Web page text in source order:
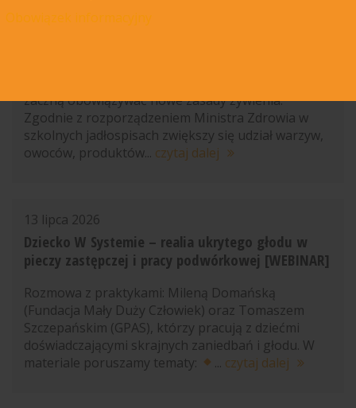
15 lipca 2026
Nowe zasady żywienia w szkołach – jak
zaczną obowiązywać nowe zasady żywienia.
Zgodnie z rozporządzeniem Ministra Zdrowia w
szkolnych jadłospisach zwiększy się udział warzyw,
owoców, produktów... czytaj dalej
13 lipca 2026
Dziecko W Systemie – realia ukrytego głodu w
pieczy zastępczej i pracy podwórkowej [WEBINAR]
Rozmowa z praktykami: Mileną Domańską
(Fundacja Mały Duży Człowiek) oraz Tomaszem
Szczepańskim (GPAS), którzy pracują z dziećmi
doświadczającymi skrajnych zaniedbań i głodu. W
materiale poruszamy tematy:
... czytaj dalej
Obowiązek informacyjny